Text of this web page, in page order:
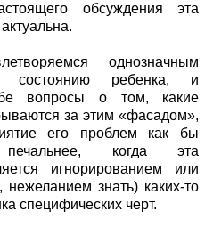
обсуждения эта
однозначным
состоянию ребенка, и
вопросы о том, какие
за этим «фасадом»,
его проблем как бы
когда эта
игнорированием или
знать) каких-то
специфических черт.